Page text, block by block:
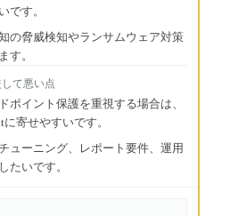
です。
の脅威検知やランサムウェア対策
す。
して悪い点
ポイント保護を重視する場合は、
に寄せやすいです。
ューニング、レポート要件、運用
たいです。